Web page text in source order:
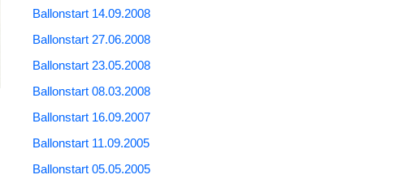
Ballonstart 14.09.2008
Ballonstart 27.06.2008
Ballonstart 23.05.2008
Ballonstart 08.03.2008
Ballonstart 16.09.2007
Ballonstart 11.09.2005
Ballonstart 05.05.2005